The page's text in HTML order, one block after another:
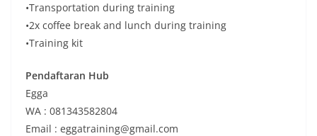
•Transportation during training
•2x coffee break and lunch during training
•Training kit
Pendaftaran Hub
Egga
WA : 081343582804
Email : eggatraining@gmail.com